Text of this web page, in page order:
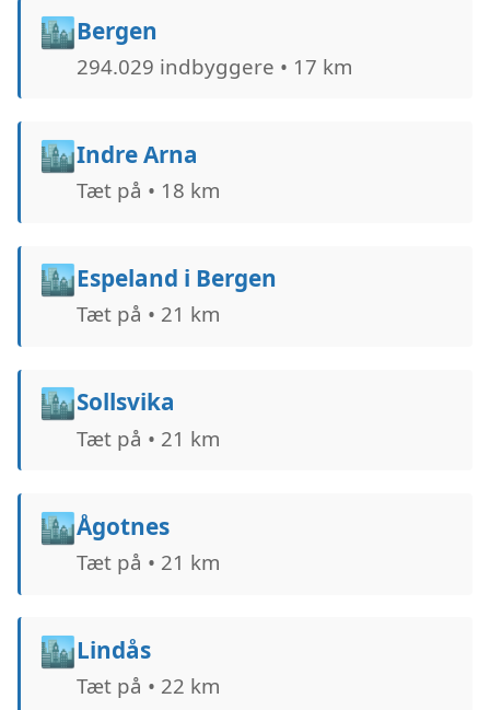
🏙️Bergen
294.029 indbyggere • 17 km
🏙️Indre Arna
Tæt på • 18 km
🏙️Espeland i Bergen
Tæt på • 21 km
🏙️Sollsvika
Tæt på • 21 km
🏙️Ågotnes
Tæt på • 21 km
🏙️Lindås
Tæt på • 22 km